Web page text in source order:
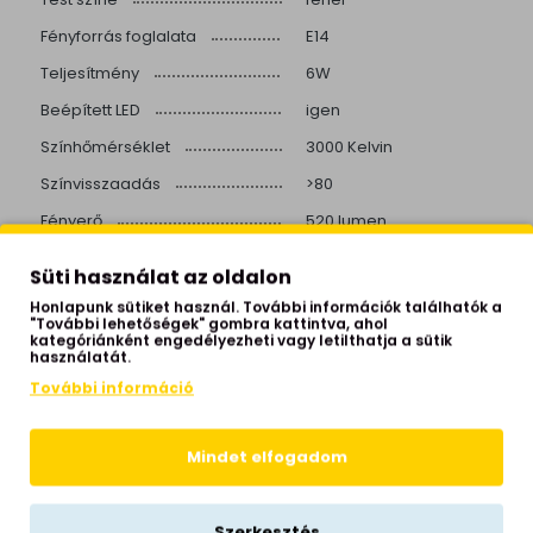
Fényforrás foglalata
E14
Teljesítmény
6W
Beépített LED
igen
Színhőmérséklet
3000 Kelvin
Színvisszaadás
>80
Fényerő
520 lumen
Fel-le kapcsolás
15000 kapcsolás
Hálózati feszültség
230 Volt
Garancia
Süti használat az oldalon
Honlapunk sütiket használ. További információk találhatók a
"További lehetőségek" gombra kattintva, ahol
kategóriánként engedélyezheti vagy letilthatja a sütik
használatát.
További információ
Mindet elfogadom